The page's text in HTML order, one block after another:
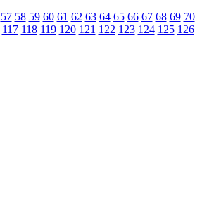
57 58 59 60 61 62 63 64 65 66 67 68 69 70
117 118 119 120 121 122 123 124 125 126